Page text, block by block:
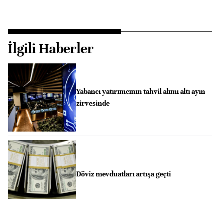
İlgili Haberler
Yabancı yatırımcının tahvil alımı altı ayın
zirvesinde
Döviz mevduatları artışa geçti